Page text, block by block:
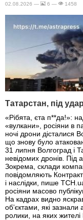
02.08.2026 — 6 — 1458
Татарстан, під
«Рібята, єта п**да!»:
«вулкани», росіяни в
ночі дрони дісталися
що знову було
31 липня Волгоград і
невідомих дронів. Під
Зокрема, склади
повідомляють
і наслідки, пише
росіяни масово
На кадрах видно
об’єктами, які
ролики, на яких